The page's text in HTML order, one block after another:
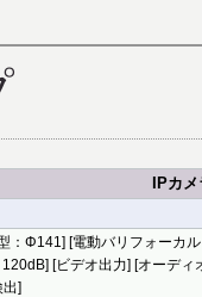
IPカ
：Φ141] [電動バリフォーカ
[ビデオ出力] [オーデ
出]